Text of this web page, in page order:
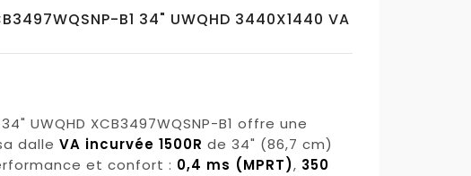
B1 34" UWQHD 3440X1440 VA
UWQHD XCB3497WQSNP-B1 offre une
dalle VA incurvée 1500R de 34" (86,7 cm)
et confort : 0,4 ms (MPRT), 350